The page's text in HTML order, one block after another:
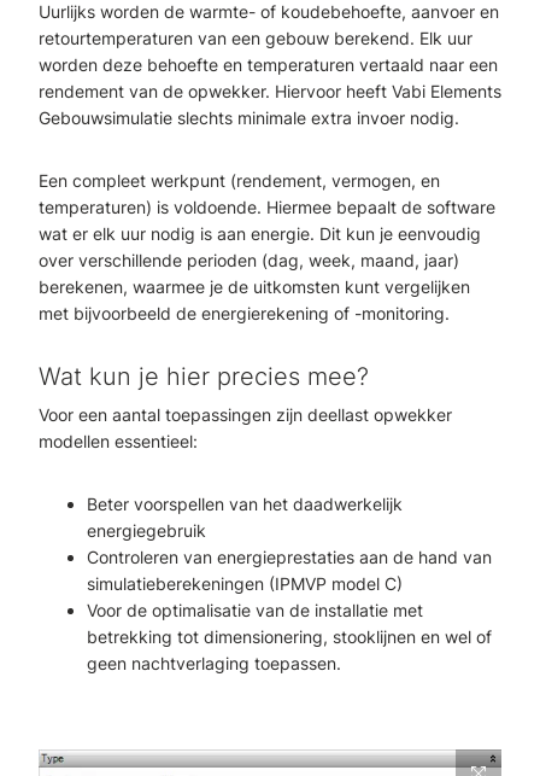
Uurlijks worden de warmte- of koudebehoefte, aanvoer en
retourtemperaturen van een gebouw berekend. Elk uur
worden deze behoefte en temperaturen vertaald naar een
rendement van de opwekker. Hiervoor heeft Vabi Elements
Gebouwsimulatie slechts minimale extra invoer nodig.
Een compleet werkpunt (rendement, vermogen, en
temperaturen) is voldoende. Hiermee bepaalt de software
wat er elk uur nodig is aan energie. Dit kun je eenvoudig
over verschillende perioden (dag, week, maand, jaar)
berekenen, waarmee je de uitkomsten kunt vergelijken
met bijvoorbeeld de energierekening of -monitoring.
Wat kun je hier precies mee?
Voor een aantal toepassingen zijn deellast opwekker
modellen essentieel:
Beter voorspellen van het daadwerkelijk
energiegebruik
Controleren van energieprestaties aan de hand van
simulatieberekeningen (IPMVP model C)
Voor de optimalisatie van de installatie met
betrekking tot dimensionering, stooklijnen en wel of
geen nachtverlaging toepassen.